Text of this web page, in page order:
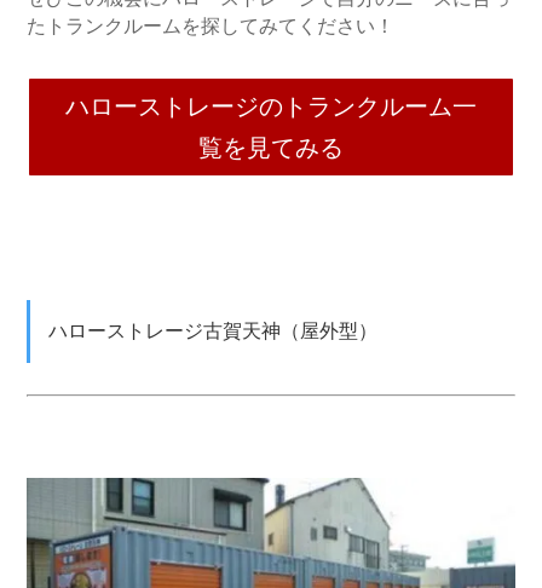
たトランクルームを探してみてください！
ハローストレージのトランクルーム一
覧を見てみる
ハローストレージ古賀天神（屋外型）